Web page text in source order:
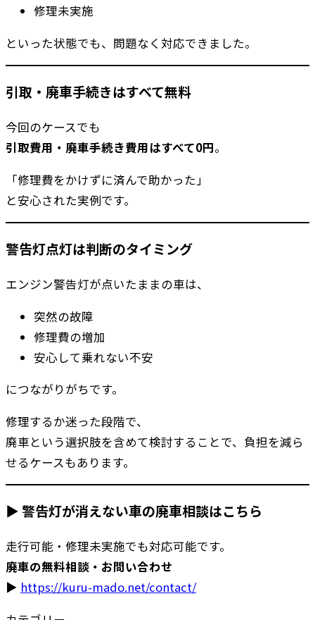
修理未実施
といった状態でも、問題なく対応できました。
引取・廃車手続きはすべて無料
今回のケースでも
引取費用・廃車手続き費用はすべて0円。
「修理費をかけずに済んで助かった」
と安心された実例です。
警告灯点灯は判断のタイミング
エンジン警告灯が点いたままの車は、
突然の故障
修理費の増加
安心して乗れない不安
につながりがちです。
修理するか迷った段階で、
廃車という選択肢を含めて検討することで、負担を減ら
せるケースもあります。
▶ 警告灯が消えない車の廃車相談はこちら
走行可能・修理未実施でも対応可能です。
廃車の無料相談・お問い合わせ
▶️ https://kuru-mado.net/contact/